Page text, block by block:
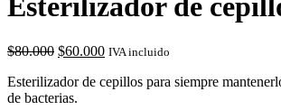
Esterilizador de
$80.000 El
original
era:
$60.000El
actual
IVA incluido
Esterilizador de cepillos para siempre
de bacterias.